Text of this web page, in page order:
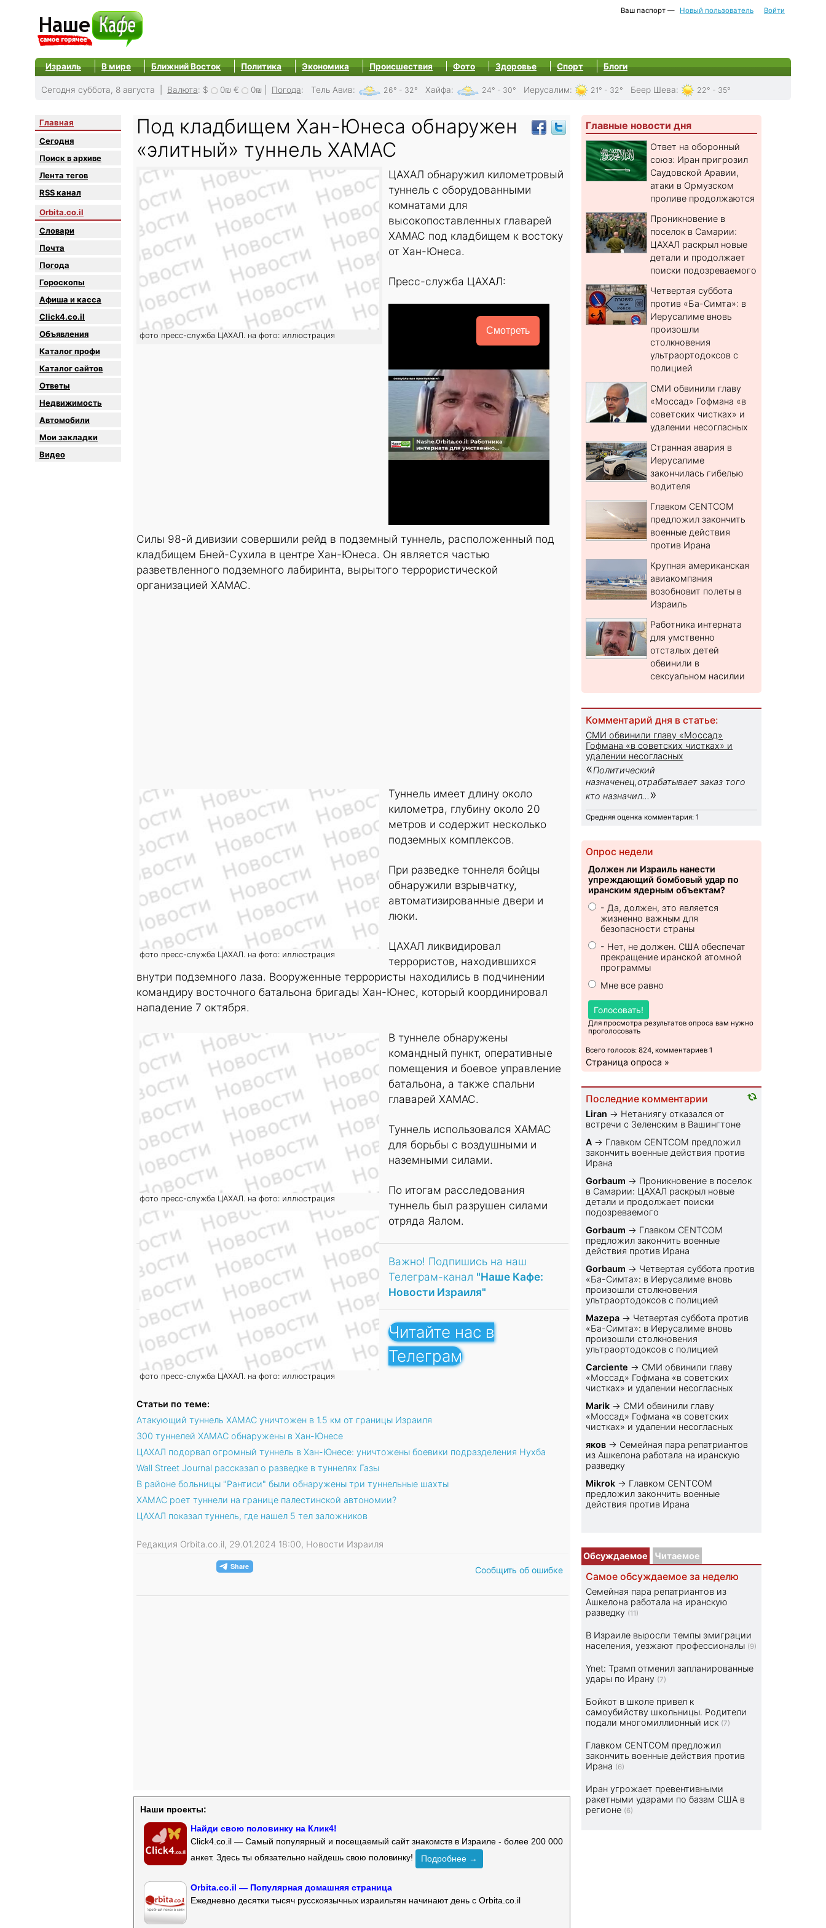
Ваш паспорт — Новый пользователь Войти
Израиль В мире Ближний Восток Политика Экономика Происшествия Фото Здоровье Спорт Блоги
Сегодня суббота, 8 августа | Валюта: $ 0₪ € 0₪ Погода: Тель Авив: 26° - 32° Хайфа: 24° - 30° Иерусалим: 21° - 32° Беер Шева: 22° - 35°
Главная
Сегодня
Поиск в архиве
Лента тегов
RSS канал
Orbita.co.il
Словари
Почта
Погода
Гороскопы
Афиша и касса
Click4.co.il
Объявления
Каталог профи
Каталог сайтов
Oтветы
Недвижимость
Автомобили
Мои закладки
Видео
Под кладбищем Хан-Юнеса обнаружен
«элитный» туннель ХАМАС
фото пресс-служба ЦАХАЛ. на фото: иллюстрация
ЦАХАЛ обнаружил километровый
туннель с оборудованными
комнатами для
высокопоставленных главарей
ХАМАС под кладбищем к востоку
от Хан-Юнеса.
Пресс-служба ЦАХАЛ:
Смотреть
Силы 98-й дивизии совершили рейд в подземный туннель, расположенный под
кладбищем Бней-Сухила в центре Хан-Юнеса. Он является частью
разветвленного подземного лабиринта, вырытого террористической
организацией ХАМАС.
фото пресс-служба ЦАХАЛ. на фото: иллюстрация
Туннель имеет длину около
километра, глубину около 20
метров и содержит несколько
подземных комплексов.
При разведке тоннеля бойцы
обнаружили взрывчатку,
автоматизированные двери и
люки.
ЦАХАЛ ликвидировал
террористов, находившихся
внутри подземного лаза. Вооруженные террористы находились в подчинении
командиру восточного батальона бригады Хан-Юнес, который координировал
нападение 7 октября.
фото пресс-служба ЦАХАЛ. на фото: иллюстрация
В туннеле обнаружены
командный пункт, оперативные
помещения и боевое управление
батальона, а также спальни
главарей ХАМАС.
Туннель использовался ХАМАС
для борьбы с воздушными и
наземными силами.
фото пресс-служба ЦАХАЛ. на фото: иллюстрация
По итогам расследования
туннель был разрушен силами
отряда Яалом.
Важно! Подпишись на наш
Телеграм-канал "Наше Кафе:
Новости Израиля"
Читайте нас в
Телеграм
Статьи по теме:
Атакующий туннель ХАМАС уничтожен в 1.5 км от границы Израиля
300 туннелей ХАМАС обнаружены в Хан-Юнесе
ЦАХАЛ подорвал огромный туннель в Хан-Юнесе: уничтожены боевики подразделения Нухба
Wall Street Journal рассказал о разведке в туннелях Газы
В районе больницы "Рантиси" были обнаружены три туннельные шахты
ХАМАС роет туннели на границе палестинской автономии?
ЦАХАЛ показал туннель, где нашел 5 тел заложников
Редакция Orbita.co.il, 29.01.2024 18:00, Новости Израиля
Сообщить об ошибке
Наши проекты:
Найди свою половинку на Клик4!
Click4.co.il — Самый популярный и посещаемый сайт знакомств в Израиле - более 200 000
анкет. Здесь ты обязательно найдешь свою половинку!
Подробнее →
Orbita.co.il — Популярная домашняя страница
Ежедневно десятки тысяч русскоязычных израильтян начинают день с Orbita.co.il
Главные новости дня
Ответ на оборонный
союз: Иран пригрозил
Саудовской Аравии,
атаки в Ормузском
проливе продолжаются
Проникновение в
поселок в Самарии:
ЦАХАЛ раскрыл новые
детали и продолжает
поиски подозреваемого
Четвертая суббота
против «Ба-Симта»: в
Иерусалиме вновь
произошли
столкновения
ультраортодоксов с
полицией
СМИ обвинили главу
«Моссад» Гофмана «в
советских чистках» и
удалении несогласных
Странная авария в
Иерусалиме
закончилась гибелью
водителя
Главком CENTCOM
предложил закончить
военные действия
против Ирана
Крупная американская
авиакомпания
возобновит полеты в
Израиль
Работника интерната
для умственно
отсталых детей
обвинили в
сексуальном насилии
Комментарий дня в статье:
СМИ обвинили главу «Моссад»
Гофмана «в советских чистках» и
удалении несогласных
«Политический
назначенец,отрабатывает заказ того
кто назначил... »
Средняя оценка комментария: 1
Опрос недели
Должен ли Израиль нанести
упреждающий бомбовый удар по
иранским ядерным объектам?
- Да, должен, это является
жизненно важным для
безопасности страны
- Нет, не должен. США обеспечат
прекращение иранской атомной
программы
Мне все равно
Голосовать!
Для просмотра результатов опроса вам нужно
проголосовать
Всего голосов: 824, комментариев 1
Страница опроса »
Последние комментарии
Liran → Нетаниягу отказался от
встречи с Зеленским в Вашингтоне
A → Главком CENTCOM предложил
закончить военные действия против
Ирана
Gorbaum → Проникновение в поселок
в Самарии: ЦАХАЛ раскрыл новые
детали и продолжает поиски
подозреваемого
Gorbaum → Главком CENTCOM
предложил закончить военные
действия против Ирана
Gorbaum → Четвертая суббота против
«Ба-Симта»: в Иерусалиме вновь
произошли столкновения
ультраортодоксов с полицией
Mazepa → Четвертая суббота против
«Ба-Симта»: в Иерусалиме вновь
произошли столкновения
ультраортодоксов с полицией
Carciente → СМИ обвинили главу
«Моссад» Гофмана «в советских
чистках» и удалении несогласных
Marik → СМИ обвинили главу
«Моссад» Гофмана «в советских
чистках» и удалении несогласных
яков → Семейная пара репатриантов
из Ашкелона работала на иранскую
разведку
Mikrok → Главком CENTCOM
предложил закончить военные
действия против Ирана
Обсуждаемое Читаемое
Самое обсуждаемое за неделю
Семейная пара репатриантов из
Ашкелона работала на иранскую
разведку (11)
В Израиле выросли темпы эмиграции
населения, уезжают профессионалы (9)
Ynet: Трамп отменил запланированные
удары по Ирану (7)
Бойкот в школе привел к
самоубийству школьницы. Родители
подали многомиллионный иск (7)
Главком CENTCOM предложил
закончить военные действия против
Ирана (6)
Иран угрожает превентивными
ракетными ударами по базам США в
регионе (6)